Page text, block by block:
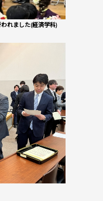
れました(経済学科)